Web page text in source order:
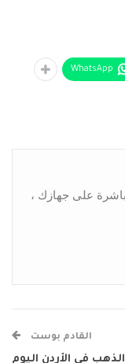
WhatsApp
على جهازك ،
القادم بوست
في الأردن اليوم